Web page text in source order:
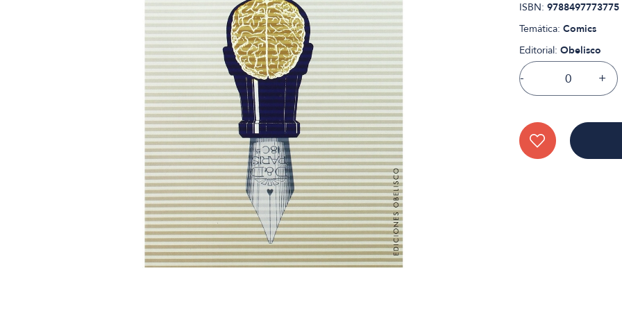
ISBN: 9788497773775
Temática: Comics
Editorial: Obelisco
- +